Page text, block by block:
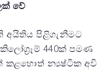
වේ
අයිතිය පිළිගැනීමට
440ක් පමණ
කළහොත් න්‍යෂ්ටික අවි